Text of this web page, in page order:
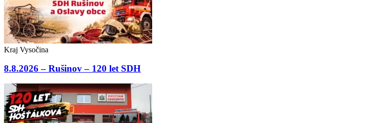
Kraj Vysočina
8.8.2026 – Rušinov – 120 let SDH